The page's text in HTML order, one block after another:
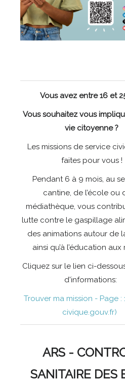
Vous avez entre 16 et
Vous souhaitez vous
vie citoyenne ?
Les missions de service
faites pour vous !
Pendant 6 à 9 mois, au
cantine, de l’école ou
médiathèque, vous
lutte contre le gaspillage
des animations autour de
ainsi qu’à l’éducation aux
Cliquez sur le lien ci-
d'informations:
Trouver ma mission - Page :
civique.gouv.fr)
ARS -
SANITAIRE DES